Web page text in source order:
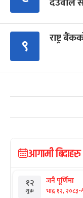
९ राष्ट्र
आगामी बिदाहरु
१२
शुक्र
जनै पूर्णिमा
भाद्र १२, २०८३-